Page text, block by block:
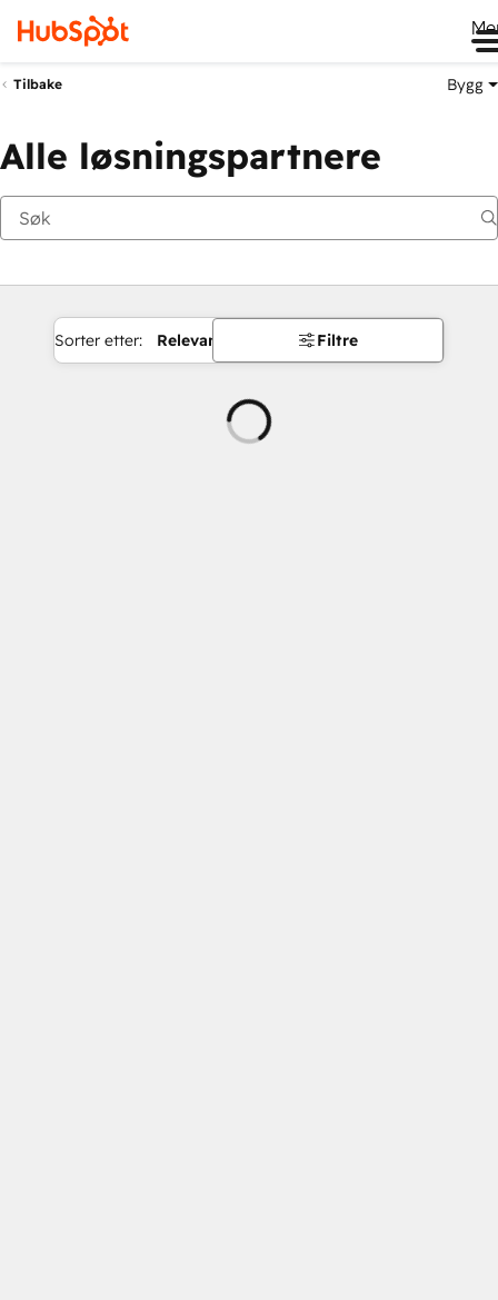
Tilbake Bygg
Alle løsningspartnere
Sorter etter: Relevans Filtre
Laster